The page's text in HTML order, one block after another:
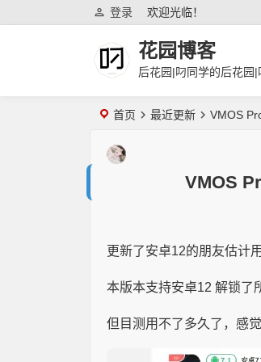
欢迎光临！
登录
花园博客
后花园|叼同学的后花园
首页 最近更新 VMOS
VMOS
更新了安卓12的朋友估计
本版本支持安卓12 解锁了
但目测用不了多久了，感